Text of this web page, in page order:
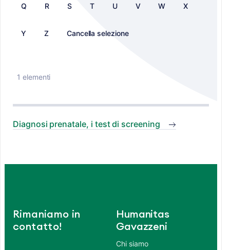
Q R S T U V W X
Y Z Cancella selezione
1 elementi
Diagnosi prenatale, i test di screening
Rimaniamo in
contatto!
Humanitas
Gavazzeni
Chi siamo